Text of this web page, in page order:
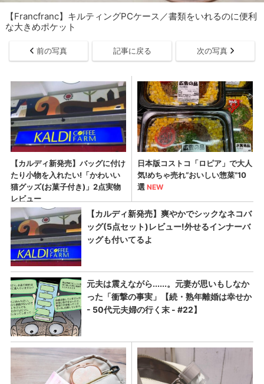
【Francfranc】キルティングPCケース／書類をいれるのに便利
な大きめポケット
前の写真 記事に戻る 次の写真